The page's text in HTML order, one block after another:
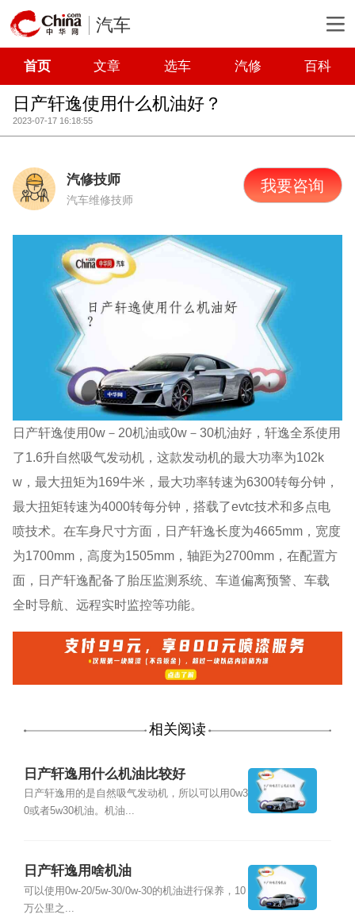
汽车
首页 文章 选车 汽修 百科
日产轩逸使用什么机油好？
2023-07-17 16:18:55
汽修技师
汽车维修技师
我要咨询
日产轩逸使用0w－20机油或0w－30机油好，轩逸全系使用
了1.6升自然吸气发动机，这款发动机的最大功率为102k
w，最大扭矩为169牛米，最大功率转速为6300转每分钟，
最大扭矩转速为4000转每分钟，搭载了evtc技术和多点电
喷技术。在车身尺寸方面，日产轩逸长度为4665mm，宽度
为1700mm，高度为1505mm，轴距为2700mm，在配置方
面，日产轩逸配备了胎压监测系统、车道偏离预警、车载
全时导航、远程实时监控等功能。
相关阅读
日产轩逸用什么机油比较好
日产轩逸用的是自然吸气发动机，所以可以用0w3
0或者5w30机油。机油...
日产轩逸用啥机油
可以使用0w-20/5w-30/0w-30的机油进行保养，10
万公里之...